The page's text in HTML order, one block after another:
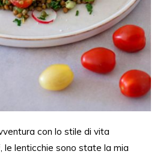
con lo stile di vita
, le lenticchie sono state la mia